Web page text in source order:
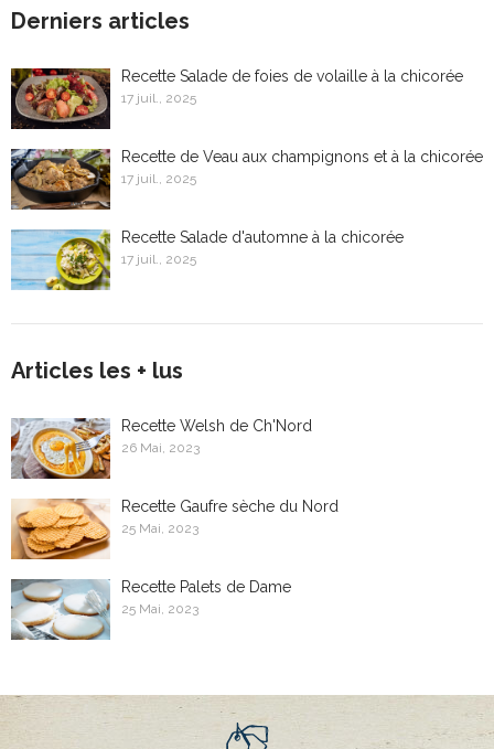
Derniers articles
Recette Salade de foies de volaille à la chicorée
17 juil., 2025
Recette de Veau aux champignons et à la chicorée
17 juil., 2025
Recette Salade d'automne à la chicorée
17 juil., 2025
Articles les + lus
Recette Welsh de Ch'Nord
26 Mai, 2023
Recette Gaufre sèche du Nord
25 Mai, 2023
Recette Palets de Dame
25 Mai, 2023